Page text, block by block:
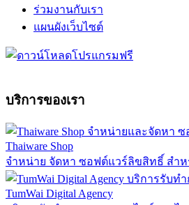
ร่วมงานกับเรา
แผนผังเว็บไซต์
บริการของเรา
Thaiware Shop
จำหน่าย จัดหา ซอฟต์แวร์ลิขสิทธิ์ สำห
TumWai Digital Agency